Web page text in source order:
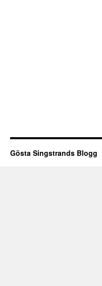
Gösta Singstrands Blogg